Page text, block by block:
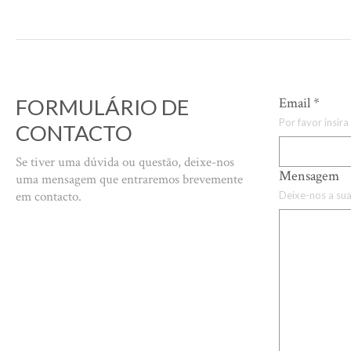
FORMULÁRIO DE
CONTACTO
Se tiver uma dúvida ou questão, deixe-nos
uma mensagem que entraremos brevemente
em contacto.
Email*
Por favor insira
Mensagem
Deixe-nos a